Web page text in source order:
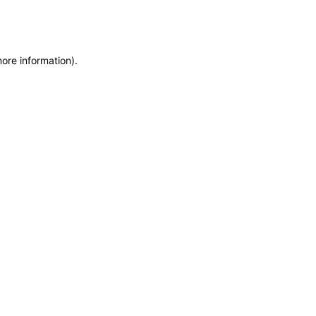
information).